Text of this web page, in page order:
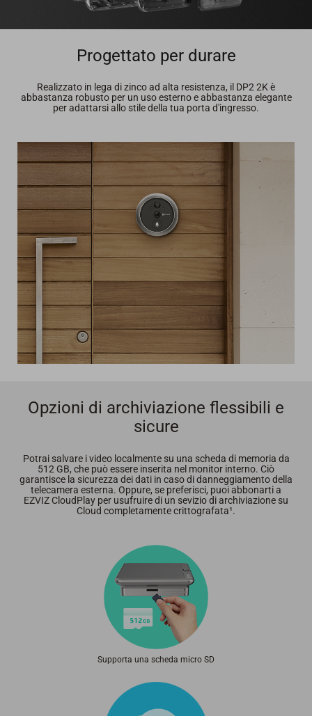
Progettato per durare
Realizzato in lega di zinco ad alta resistenza, il DP2 2K è
abbastanza robusto per un uso esterno e abbastanza elegante
per adattarsi allo stile della tua porta d'ingresso.
Opzioni di archiviazione flessibili e
sicure
Potrai salvare i video localmente su una scheda di memoria da
512 GB, che può essere inserita nel monitor interno. Ciò
garantisce la sicurezza dei dati in caso di danneggiamento della
telecamera esterna. Oppure, se preferisci, puoi abbonarti a
EZVIZ CloudPlay per usufruire di un sevizio di archiviazione su
Cloud completamente crittografata¹.
Supporta una scheda micro SD